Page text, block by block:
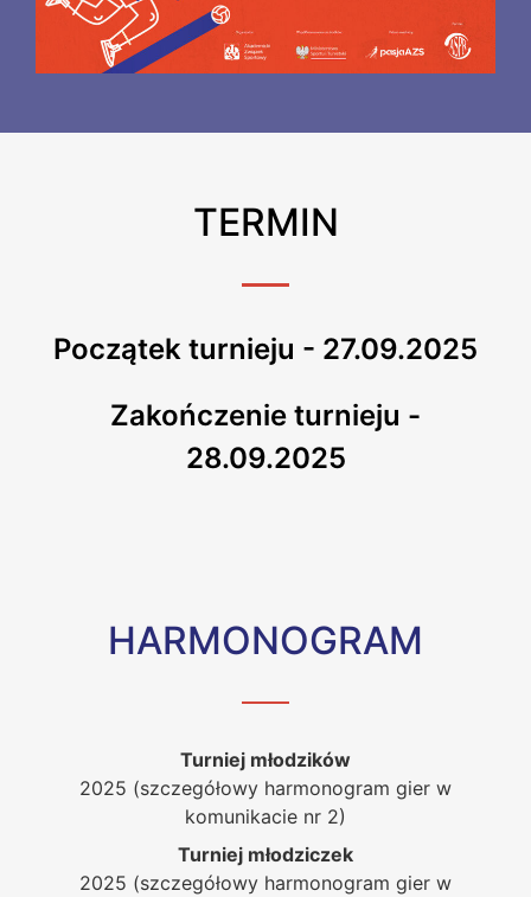
TERMIN
Początek turnieju - 27.09.2025
Zakończenie turnieju -
28.09.2025
HARMONOGRAM
Turniej młodzików
2025 (szczegółowy harmonogram gier w
komunikacie nr 2)
Turniej młodziczek
2025 (szczegółowy harmonogram gier w